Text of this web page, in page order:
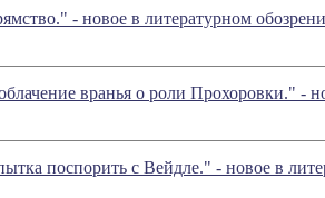
- новое в литературном
вранья о роли Прохоровки." -
поспорить с Вейдле." - новое в